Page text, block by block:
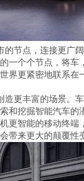
节点，连接更广
一个个节点，将车
界更紧密地联系在
更丰富的场景。
和挖掘智能汽车的
更智能的移动终端
带来更大的颠覆性